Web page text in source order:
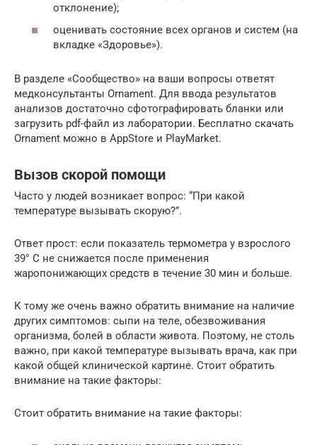
отклонение);
оценивать состояние всех органов и систем (на
вкладке «Здоровье»).
В разделе «Сообщество» на ваши вопросы ответят
медконсультанты Ornament. Для ввода результатов
анализов достаточно сфотографировать бланки или
загрузить pdf-файл из лаборатории. Бесплатно скачать
Ornament можно в AppStore и PlayMarket.
Вызов скорой помощи
Часто у людей возникает вопрос: “При какой
температуре вызывать скорую?”.
Ответ прост: если показатель термометра у взрослого
39° С не снижается после применения
жаропонижающих средств в течение 30 мин и больше.
К тому же очень важно обратить внимание на наличие
других симптомов: сыпи на теле, обезвоживания
организма, болей в области живота. Поэтому, не столь
важно, при какой температуре вызывать врача, как при
какой общей клинической картине. Стоит обратить
внимание на такие факторы:
Стоит обратить внимание на такие факторы: